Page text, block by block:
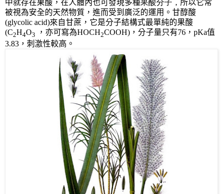
中就存在果酸， 在人體內也可發現多種果酸分子， 所以它常
被視為安全的天然物質，進而受到廣泛的運用。甘醇酸
(glycolic acid)來自甘蔗，它是分子結構式最單純的果酸
(C2H4O3 ，亦可寫為HOCH2COOH)，分子量只有76，pKa值
3.83，刺激性較高。